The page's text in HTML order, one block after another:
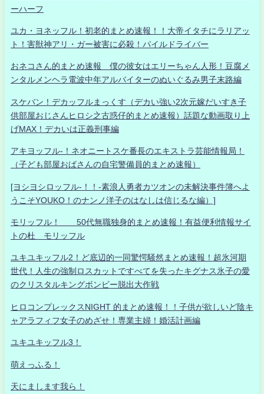
ーハーフ
ユカ・ヨネッフル！初老的まとめ速報！！大帝イタチにラリアッ
ト！害獣神アリ・ガー被害に必殺！パイルドライバー
おネコさん的まとめ速報 僕の彼女はエリーちゃん人形！豆腐メ
ンタルメンヘラ電波中年アルバイターのぬいぐるみ男子末路編
スケバン！デカッフルまっくす（デカい強い2次元嫁だいすき子
供部屋おじさんヒロシ之古惑仔的まとめ速報）話題な動画取り上
げMAX！デカいは正義刑事編
アキヨッフル-！ネオニートスケ番長のエキストラ芸能情報局！
（子ども部屋おばさんの自宅警備員的まとめ速報）
[ヨシヨシロッフル-！！-素浪人勇者カツオンの未解決事件簿へよ
うこそYOUKO！のナンノ洋子のはなしは信じるな編）]
モリッフル！ 50代無職独身的まとめ速報！有益便利情報サイ
トの杜 モリッフル
ユキユキッフル2！ど底辺的一同驚愕騒然まとめ速報！超氷河期
世代！人生の強制ロスカットですべてを失ったキグナス氷子の愛
のクリスタルキングボンビー脱出大作戦
ヒロコンプレックスNIGHT 的まとめ速報！！子供が欲しいど陰キ
ャアラフィフ女子のめざせ！専業主婦！婚活計画編
ユキユキッフル3！
萌えっふる！
天にまします我ら！